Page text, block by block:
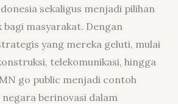
sekaligus menjadi pilihan
masyarakat. Dengan
yang mereka geluti, mulai
telekomunikasi, hingga
go public menjadi contoh
berinovasi dalam